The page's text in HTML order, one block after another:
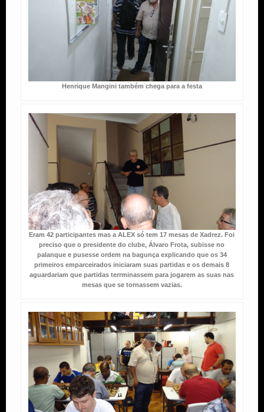
Henrique Mangini também chega para a festa
Eram 42 participantes mas a ALEX só tem 17 mesas de Xadrez. Foi
preciso que o presidente do clube, Álvaro Frota, subisse no
palanque e pusesse ordem na bagunça explicando que os 34
primeiros emparceirados iniciaram suas partidas e os demais 8
aguardariam que partidas terrminassem para jogarem as suas nas
mesas que se tornassem vazias.